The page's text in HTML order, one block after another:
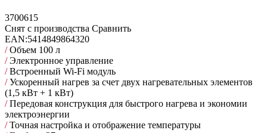
3700615
Снят с производства Сравнить
EAN:5414849864320
/Объем 100 л
/Электронное управление
/Встроенный Wi-Fi модуль
/Ускоренный нагрев за счет двух нагревательных элементов
(1,5 кВт + 1 кВт)
/Передовая конструкция для быстрого нагрева и экономии
электроэнергии
/Точная настройка и отображение температуры